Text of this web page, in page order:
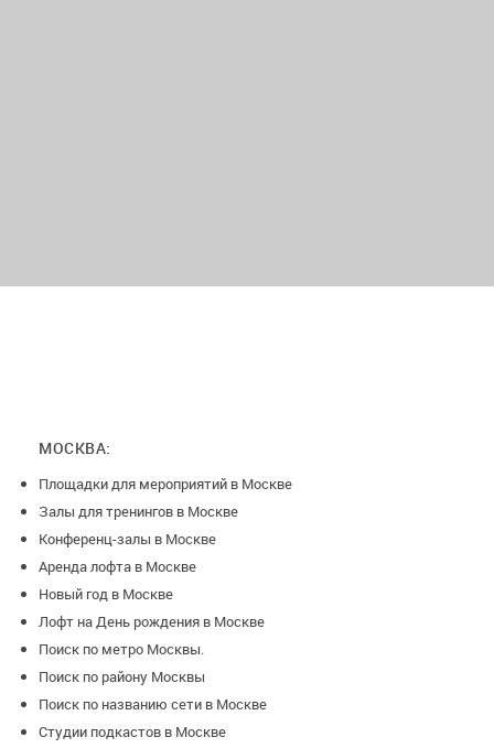
МОСКВА:
Площадки для мероприятий в Москве
Залы для тренингов в Москве
Конференц-залы в Москве
Аренда лофта в Москве
Новый год в Москве
Лофт на День рождения в Москве
Поиск по метро Москвы.
Поиск по району Москвы
Поиск по названию сети в Москве
Студии подкастов в Москве